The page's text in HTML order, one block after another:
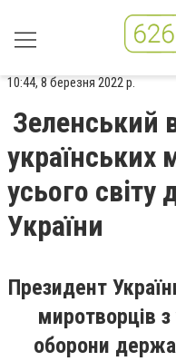
10:44, 8 березня 2022 р.
Зеленський
українських
усього світу
України
Президент
миротворців з
оборони